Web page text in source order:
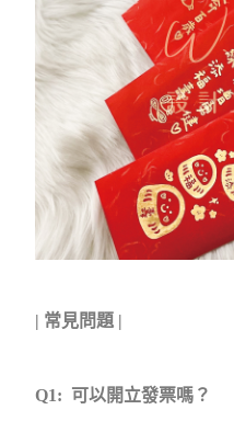
| 常見問題 |
Q1: 可以開立發票嗎？